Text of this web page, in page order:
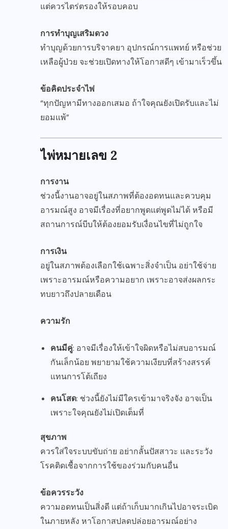
แต่ควรไตร่ตรองให้รอบคอบ
การทำบุญเสริมดวง
ทำบุญด้วยการบริจาคยา อุปกรณ์การแพทย์ หรือช่วย
เหลือผู้ป่วย จะช่วยเปิดทางให้โอกาสดีๆ เข้ามาเร็วขึ้น
ข้อคิดประจำไพ่
“ทุกปัญหามีทางออกเสมอ ถ้าใจคุณยังเปิดรับและไม่
ยอมแพ้”
ไพ่หมายเลข 2
การงาน
ช่วงนี้งานอาจอยู่ในสภาพที่ต้องอดทนและควบคุม
อารมณ์สูง อาจมีเรื่องที่อยากพูดแต่พูดไม่ได้ หรือมี
สถานการณ์บีบให้ต้องยอมรับเงื่อนไขที่ไม่ถูกใจ
การเงิน
อยู่ในสภาพต้องเลือกใช้เฉพาะสิ่งจำเป็น อย่าใช้จ่าย
เพราะอารมณ์หรือความอยาก เพราะอาจส่งผลกระ
ทบยาวถึงปลายเดือน
ความรัก
คนมีคู่: อาจมีเรื่องให้เข้าใจผิดหรือไม่สบอารมณ์
กันเล็กน้อย พยายามใช้ความเงียบที่สร้างสรรค์
แทนการโต้เถียง
คนโสด: ช่วงนี้ยังไม่มีใครเข้ามาจริงจัง อาจเป็น
เพราะใจคุณยังไม่เปิดเต็มที่
สุขภาพ
ควรใส่ใจระบบขับถ่าย อย่ากลั้นปัสสาวะ และระวัง
โรคติดเชื้อจากการใช้ของร่วมกับคนอื่น
ข้อควรระวัง
ความอดทนเป็นสิ่งดี แต่ถ้าเก็บมากเกินไปอาจระเบิด
ในภายหลัง หาโอกาสปลดปล่อยอารมณ์อย่าง